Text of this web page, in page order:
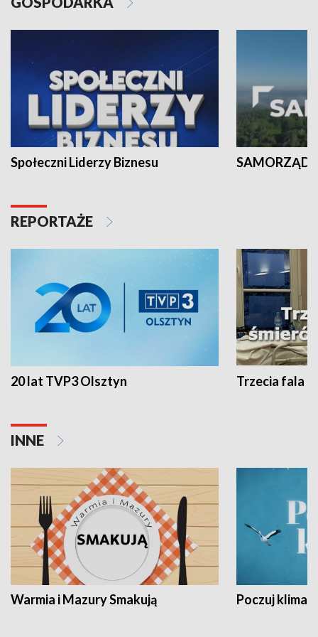
Społeczni Liderzy Biznesu SAMORZĄD
REPORTAŻE
20 lat TVP3 Olsztyn Trzecia fala -
INNE
Warmia i Mazury Smakują Poczuj klimat